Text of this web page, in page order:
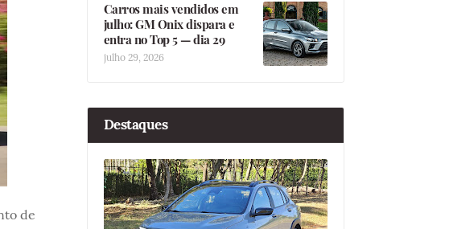
de
Carros mais vendidos em
julho: GM Onix dispara e
entra no Top 5 — dia 29
julho 29, 2026
Destaques